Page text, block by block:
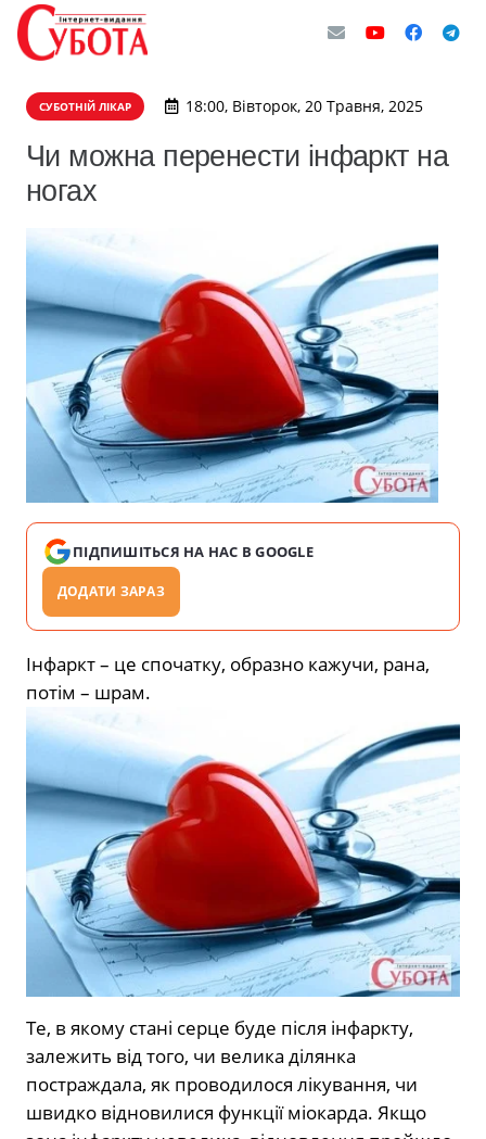
СУБОТНІЙ ЛІКАР 18:00, Вівторок, 20 Травня, 2025
Чи можна перенести інфаркт на
ногах
ПІДПИШІТЬСЯ НА НАС В GOOGLE
ДОДАТИ ЗАРАЗ
Інфаркт – це спочатку, образно кажучи, рана,
потім – шрам.
Те, в якому стані серце буде після інфаркту,
залежить від того, чи велика ділянка
постраждала, як проводилося лікування, чи
швидко відновилися функції міокарда. Якщо